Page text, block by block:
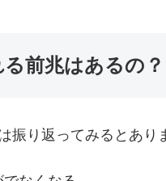
前兆はあるの？
振り返ってみるとあり